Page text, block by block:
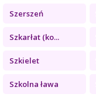
Szerszeń
Szkarłat (ko...
Szkielet
Szkolna ława